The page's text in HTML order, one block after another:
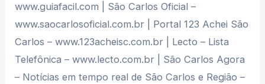
www.guiafacil.com | São Carlos Oficial –
www.saocarlosoficial.com.br | Portal 123 Achei São
Carlos – www.123acheisc.com.br | Lecto – Lista
Telefônica – www.lecto.com.br | São Carlos Agora
– Notícias em tempo real de São Carlos e Região –